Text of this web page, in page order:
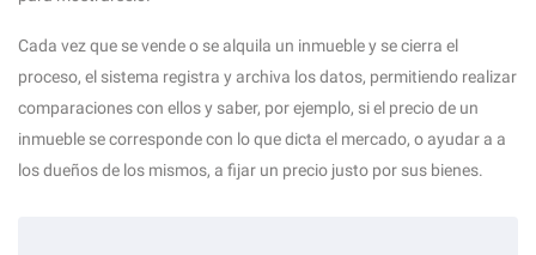
Cada vez que se vende o se alquila un inmueble y se cierra el
proceso, el sistema registra y archiva los datos, permitiendo realizar
comparaciones con ellos y saber, por ejemplo, si el precio de un
inmueble se corresponde con lo que dicta el mercado, o ayudar a a
los dueños de los mismos, a fijar un precio justo por sus bienes.